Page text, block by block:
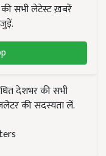
सभी लेटेस्ट ख़बरें
देशभर की सभी
की सदस्यता लें.